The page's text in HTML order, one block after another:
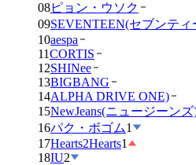
08ピョン・ウソク
09SEVENTEEN(セブンティ
10aespa
11CORTIS
12SHINee
13BIGBANG
14ALPHA DRIVE ONE)
15NewJeans(ニュージーンズ
16パク・ボゴム1
17Hearts2Hearts1
18IU2